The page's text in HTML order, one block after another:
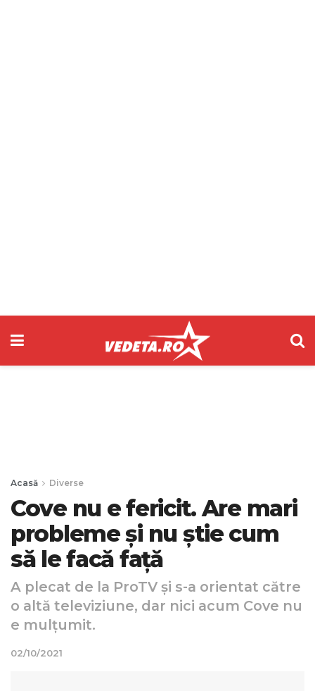
Acasă Diverse
Cove nu e fericit. Are mari
probleme și nu știe cum
să le facă față
A plecat de la ProTV și s-a orientat către
o altă televiziune, dar nici acum Cove nu
e mulțumit.
02/10/2021